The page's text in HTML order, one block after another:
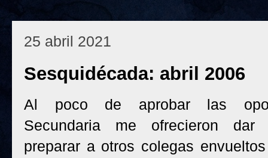
25 abril 2021
Sesquidécada: abril 2006
Al poco de aprobar las
Secundaria me ofrecieron dar
preparar a otros colegas